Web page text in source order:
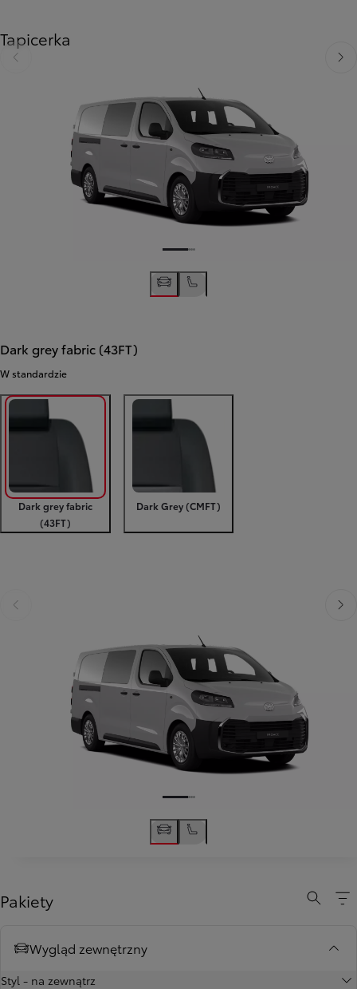
Tapicerka
Poprzedni
Dark grey fabric (43FT)
W standardzie
Dark grey fabric
(43FT)
Dark Grey (CMFT)
Poprzedni
Pakiety
Wygląd zewnętrzny
Styl - na zewnątrz